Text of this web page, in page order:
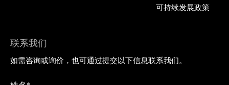
可持续发展政策
联系我们
如需咨询或询价，也可通过提交以下信息联系我们。